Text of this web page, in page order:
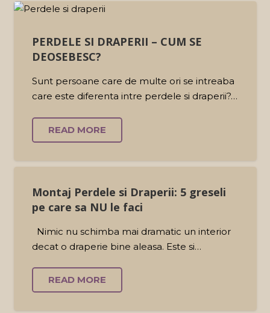
PERDELE SI DRAPERII – CUM SE
DEOSEBESC?
Sunt persoane care de multe ori se intreaba
care este diferenta intre perdele si draperii?…
READ MORE
Montaj Perdele si Draperii: 5 greseli
pe care sa NU le faci
Nimic nu schimba mai dramatic un interior
decat o draperie bine aleasa. Este si…
READ MORE